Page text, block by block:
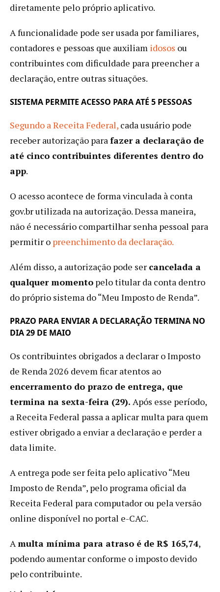
diretamente pelo próprio aplicativo.
A funcionalidade pode ser usada por familiares,
contadores e pessoas que auxiliam idosos ou
contribuintes com dificuldade para preencher a
declaração, entre outras situações.
SISTEMA PERMITE ACESSO PARA ATÉ 5 PESSOAS
Segundo a Receita Federal, cada usuário pode
receber autorização parafazer a declaração de
até cinco contribuintes diferentes dentro do
app.
O acesso acontece de forma vinculada à conta
gov.br utilizada na autorização. Dessa maneira,
não é necessário compartilhar senha pessoal para
permitir o preenchimento da declaração.
Além disso, a autorização pode ser cancelada a
qualquer momento pelo titular da conta dentro
do próprio sistema do “Meu Imposto de Renda”.
PRAZO PARA ENVIAR A DECLARAÇÃO TERMINA NO
DIA 29 DE MAIO
Os contribuintes obrigados a declarar o Imposto
de Renda 2026 devem ficar atentos ao
encerramento do prazo de entrega, que
termina na sexta-feira (29). Após esse período,
a Receita Federal passa a aplicar multa para quem
estiver obrigado a enviar a declaração e perder a
data limite.
A entrega pode ser feita pelo aplicativo “Meu
Imposto de Renda”, pelo programa oficial da
Receita Federal para computador ou pela versão
online disponível no portal e-CAC.
Amulta mínima para atraso é de R$ 165,74,
podendo aumentar conforme o imposto devido
pelo contribuinte.